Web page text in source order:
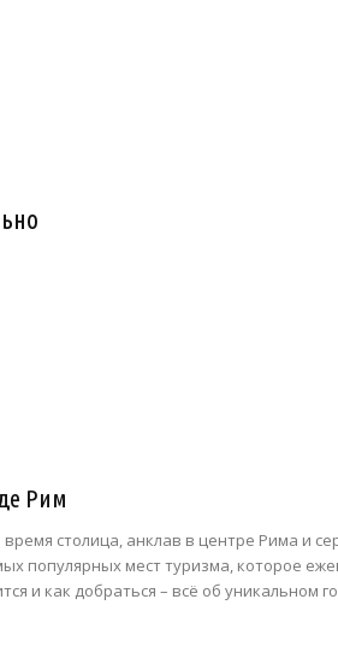
Рим
столица, анклав в центре Рима и
популярных мест туризма, которое
и как добраться – всё об